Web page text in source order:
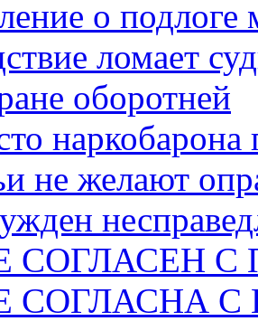
о
ломает
оборотней
не желают
СОГЛАСЕН
СОГЛАСНА